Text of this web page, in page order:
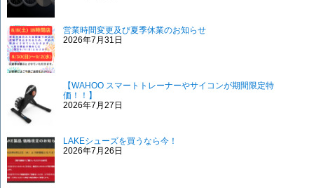
営業時間変更及び夏季休業のお知らせ
2026年7月31日
【WAHOO スマートトレーナーやサイコンが期間限定特
価！！】
2026年7月27日
LAKEシューズを買うなら今！
2026年7月26日